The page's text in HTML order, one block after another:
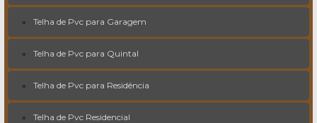
Telha de Pvc para Garagem
Telha de Pvc para Quintal
Telha de Pvc para Residência
Telha de Pvc Residencial